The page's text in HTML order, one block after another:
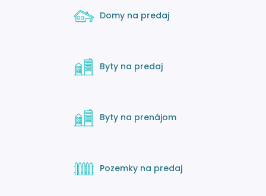
Domy na predaj
Byty na predaj
Byty na prenájom
Pozemky na predaj